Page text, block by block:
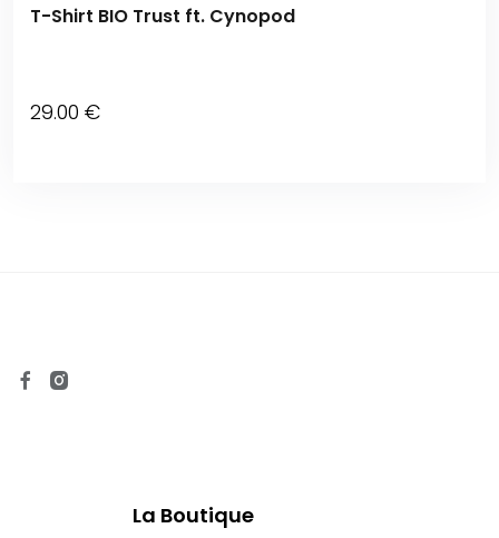
T-Shirt BIO Trust ft. Cynopod
29.00 €
La Boutique